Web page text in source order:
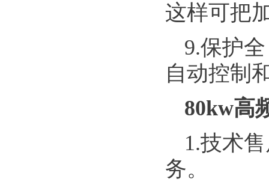
这样可把
9.保护
自动控制
80kw高
1.技术
务。